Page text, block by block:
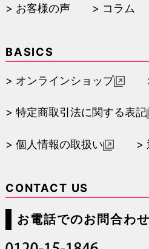
お客様の声 コラム
BASICS
オンラインショップ
特定商取引法に関する表記
個人情報の取扱い
CONTACT US
お電話でのお問合わせ